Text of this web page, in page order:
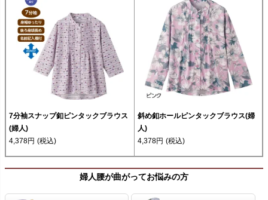
7分袖スナップ釦ピンタックブラウス
(婦人)
4,378円 (税込)
斜め釦ホールピンタックブラウス(婦
人)
4,378円 (税込)
婦人腰が曲がってお悩みの方